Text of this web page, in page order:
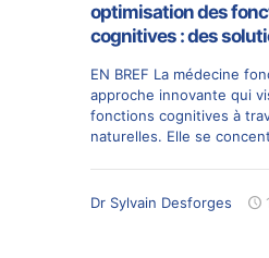
optimisation des
cognitives : des
EN BREF La médecine
approche innovante qui
fonctions cognitives à
naturelles. Elle se
Dr Sylvain Desforges